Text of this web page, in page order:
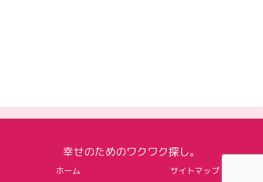
幸せのためのワクワク探し。
ホーム
サイトマップ